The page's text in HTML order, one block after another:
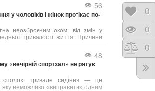
56
у чоловіків і жінок протікає по-
неозброєним оком: від змін у
тривалості життя. Причини
які суспільство століттями
обох статей. Давайте
так, і що з цього можна взяти на
48
«вечірній спортзал» не рятує
сполох: тривале сидіння — це
яку неможливо «виправити» одним
0
0
0